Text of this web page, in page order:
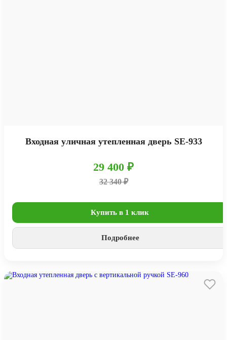
Входная уличная утепленная дверь SE-933
29 400 ₽
32 340 ₽
Купить в 1 клик
Подробнее